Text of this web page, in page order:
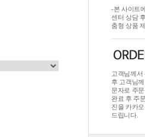
-본 사이트
센터 상담
춤형 상품
고객님께서
후 고객님
문자로 주
완료 후 주
진을 카카
드립니다.